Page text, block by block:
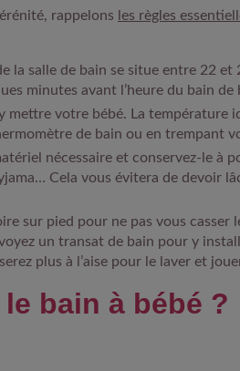
rappelons les règles
la salle de bain se situe entre 22 et
minutes avant l’heure du bain de
mettre votre bébé. La température
de bain ou en trempant
nécessaire et conservez-le à
Cela vous évitera de devoir
sur pied pour ne pas vous casser
un transat de bain pour y
plus à l’aise pour le laver et
bain à bébé ?